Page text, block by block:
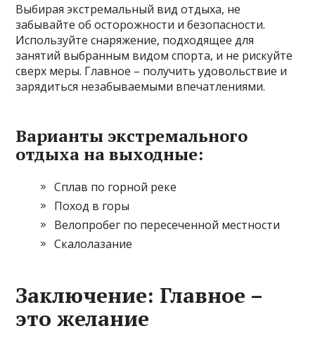
Выбирая экстремальный вид отдыха, не
забывайте об осторожности и безопасности.
Используйте снаряжение, подходящее для
занятий выбранным видом спорта, и не рискуйте
сверх меры. Главное – получить удовольствие и
зарядиться незабываемыми впечатлениями.
Варианты экстремального
отдыха на выходные:
Сплав по горной реке
Поход в горы
Велопробег по пересеченной местности
Скалолазание
Заключение: Главное –
это желание